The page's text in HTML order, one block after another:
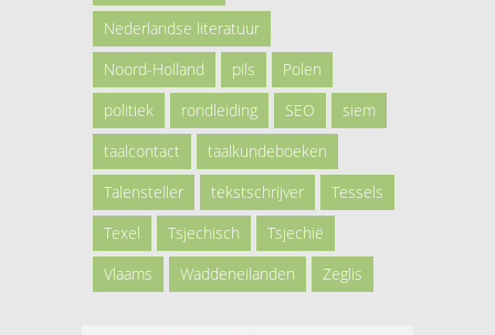
Nederlandse literatuur
Noord-Holland
pils
Polen
politiek
rondleiding SEO
siem
taalcontact
taalkundeboeken
Talensteller
tekstschrijver
Tessels
Texel
Tsjechisch
Tsjechië
Vlaams
Waddeneilanden Zeglis